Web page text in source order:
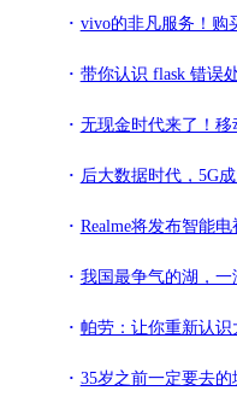
vivo的非凡服务！购买手机消毒，
带你认识 flask 错误
无现金时代来了！移动支付全
后大数据时代，5G成为智
Realme将发布智能电视和手环，
我国最争气的湖，一湖跨两国，中
帕劳：让你重新认识
35岁之前一定要去的境外